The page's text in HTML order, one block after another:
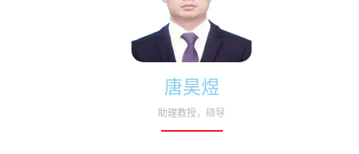
唐昊煜
助理教授，硕导